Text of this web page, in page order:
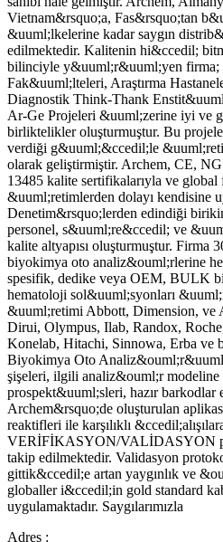
Vietnam&rsquo;a, Fas&rsquo;tan
&uuml;lkelerine kadar saygın
edilmektedir. Kalitenin hi&ccedil;
bilinciyle y&uuml;r&uuml;yen firma;
Fak&uuml;lteleri, Araştırma
Diagnostik Think-Thank
Ar-Ge Projeleri &uuml;zerine iyi ve
birliktelikler oluşturmuştur. Bu
verdiği g&uuml;&ccedil;le
olarak geliştirmiştir. Archem, CE,
13485 kalite sertifikalarıyla ve global
&uuml;retimlerden dolayı kendisine
Denetim&rsquo;lerden edindiği
personel, s&uuml;re&ccedil; ve
kalite altyapısı oluşturmuştur. Firma
biyokimya oto analiz&ouml;rlerine
spesifik, dedike veya OEM, BULK
hematoloji sol&uuml;syonları
&uuml;retimi Abbott, Dimension, ve
Dirui, Olympus, Ilab, Randox,
Konelab, Hitachi, Sinnowa, Erba ve
Biyokimya Oto
şişeleri, ilgili analiz&ouml;r modeline
prospekt&uuml;sleri, hazır barkodlar
Archem&rsquo;de oluşturulan
reaktifleri ile karşılıklı
VERİFİKASYON/VALİDASYON
takip edilmektedir. Validasyon
gittik&ccedil;e artan yaygınlık ve
globaller i&ccedil;in gold standard
uygulamaktadır. Saygılarımızla
Adres :